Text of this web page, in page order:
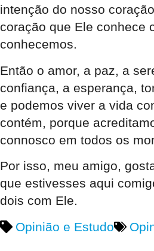
intenção do nosso
coração que Ele conhece
conhecemos.
Então o amor, a paz, a
confiança, a esperança,
e podemos viver a vida
contém, porque
connosco em todos os
Por isso, meu amigo,
que estivesses aqui
dois com Ele.
Opinião e Estudo